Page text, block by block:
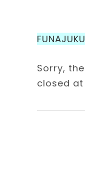
Sorry,
closed